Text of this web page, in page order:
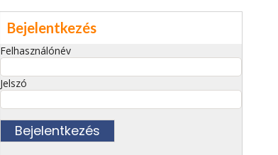
Bejelentkezés
Felhasználónév
Jelszó